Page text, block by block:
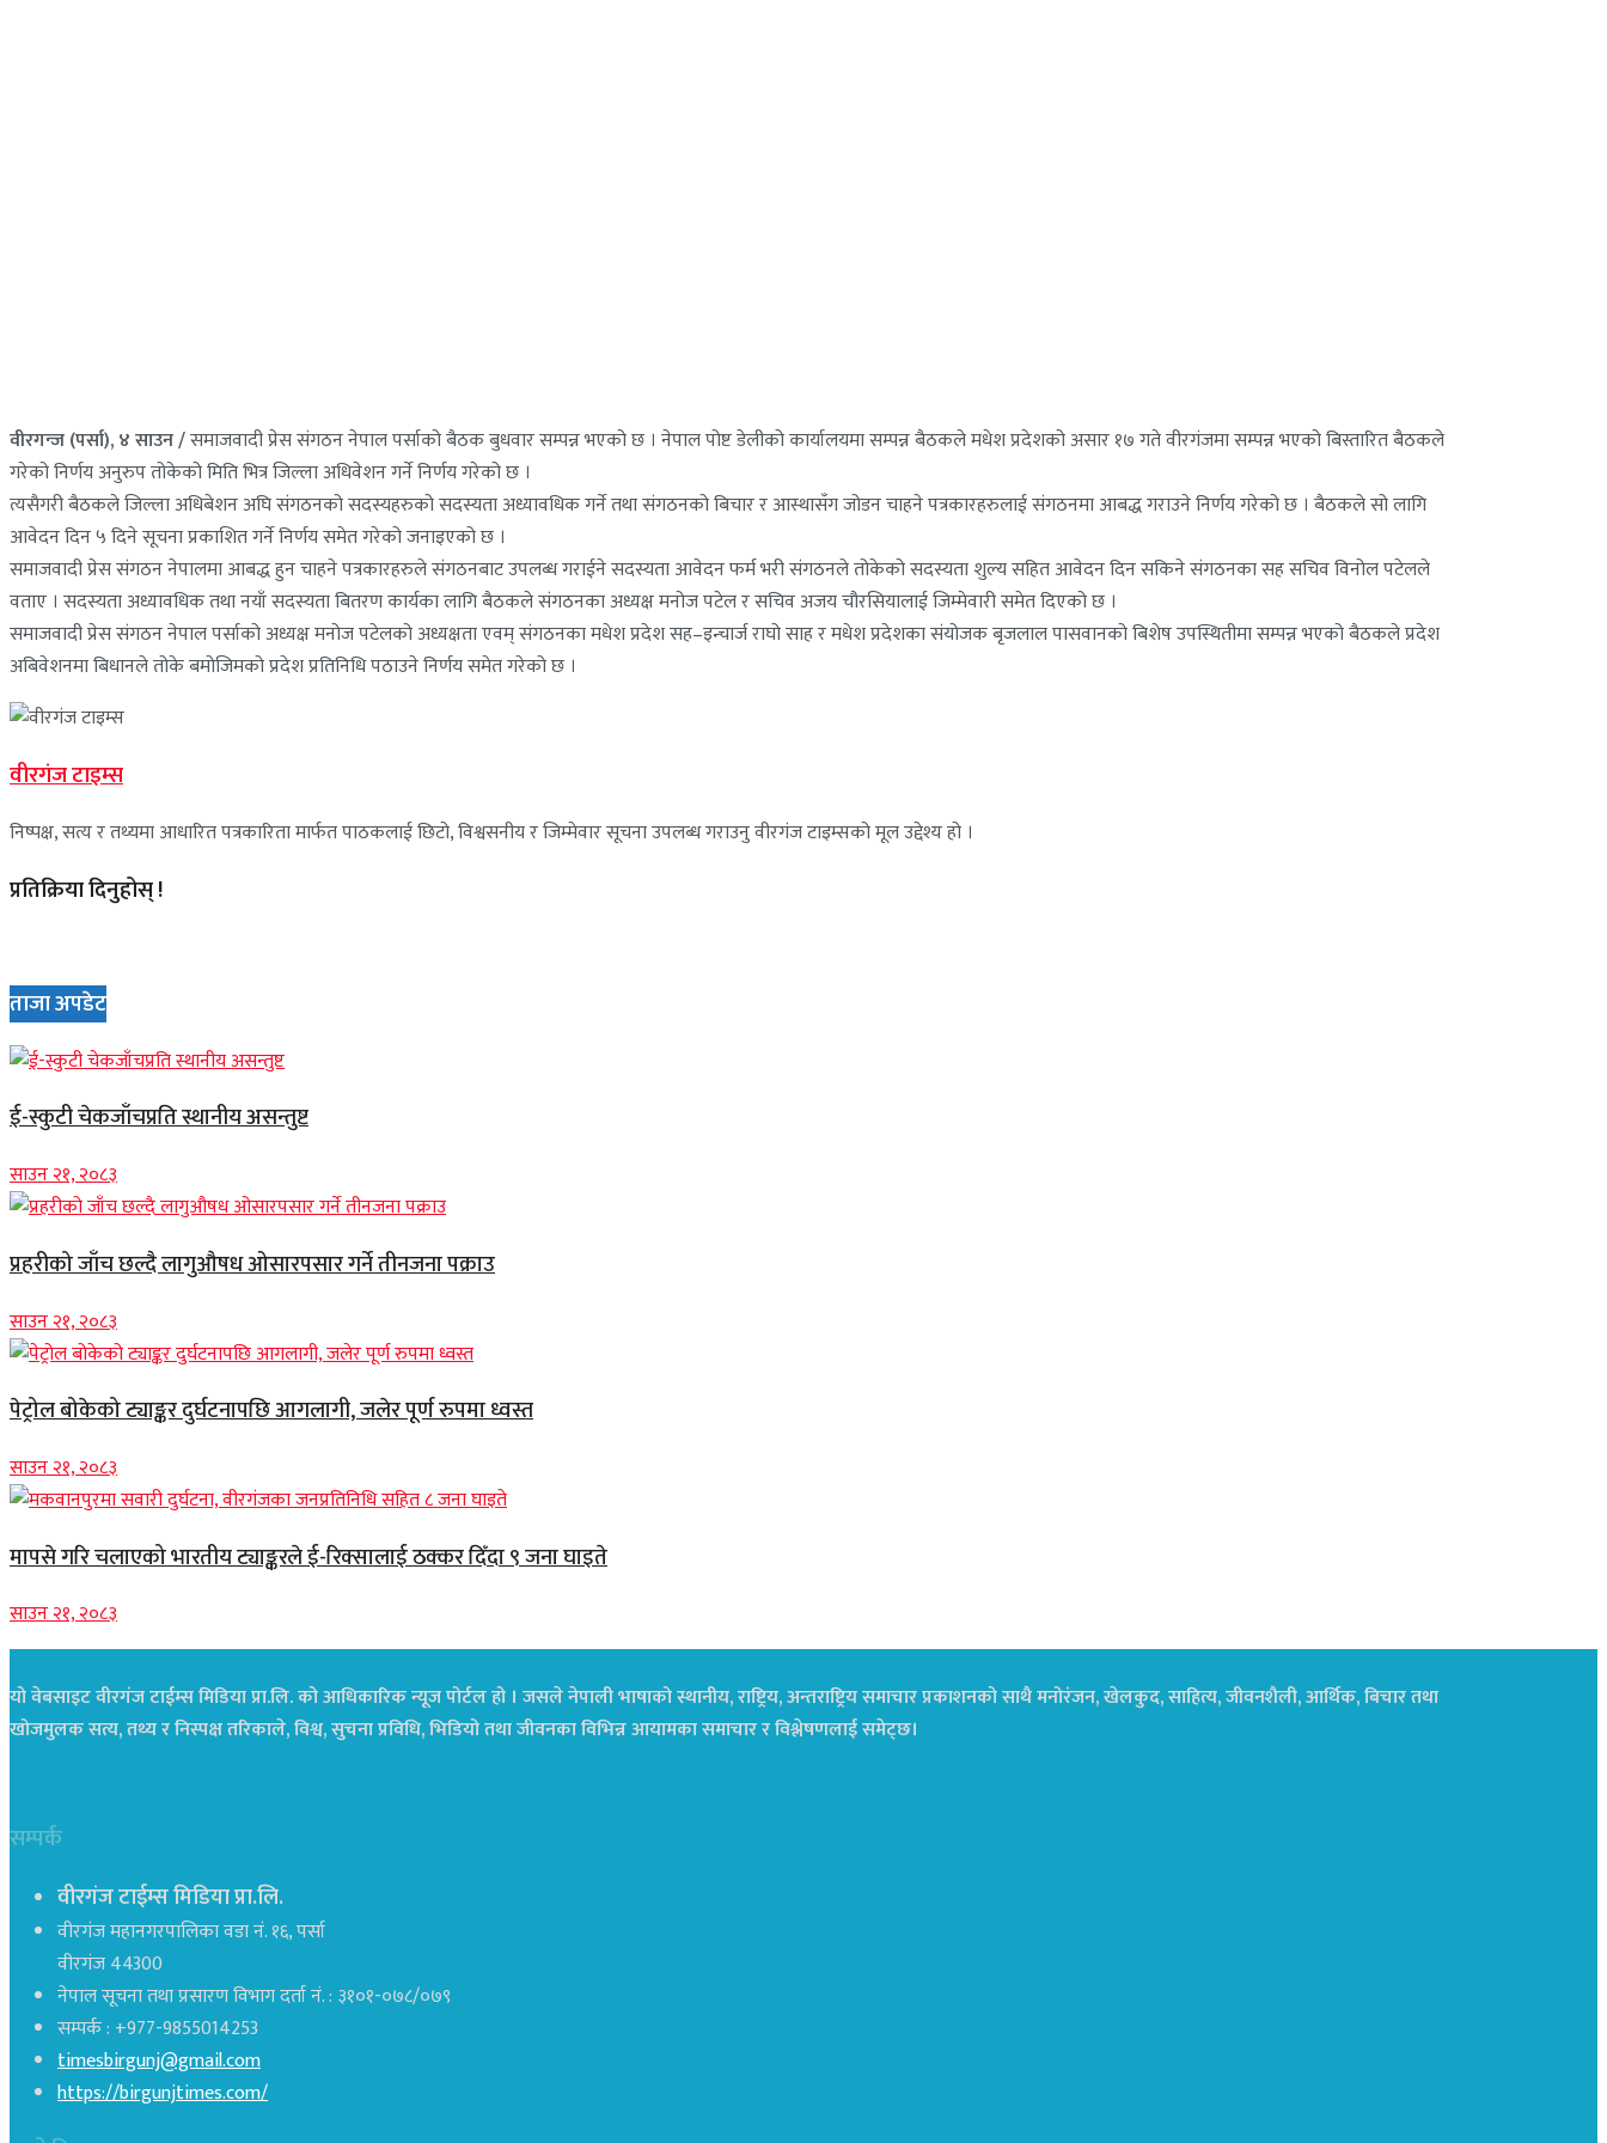
वीरगन्ज (पर्सा), ४ साउन /समाजवादी प्रेस संगठन नेपाल पर्साको बैठक बुधवार सम्पन्न भएको छ । नेपाल पोष्ट डेलीको कार्यालयमा सम्पन्न बैठकले मधेश प्रदेशको असार १७ गते वीरगंजमा सम्पन्न भएको बिस्तारित बैठकले
गरेको निर्णय अनुरुप तोकेको मिति भित्र जिल्ला अधिवेशन गर्ने निर्णय गरेको छ ।
त्यसैगरी बैठकले जिल्ला अधिबेशन अघि संगठनको सदस्यहरुको सदस्यता अध्यावधिक गर्ने तथा संगठनको बिचार र आस्थासँग जोडन चाहने पत्रकारहरुलाई संगठनमा आबद्ध गराउने निर्णय गरेको छ । बैठकले सो लागि
आवेदन दिन ५ दिने सूचना प्रकाशित गर्ने निर्णय समेत गरेको जनाइएको छ ।
समाजवादी प्रेस संगठन नेपालमा आबद्ध हुन चाहने पत्रकारहरुले संगठनबाट उपलब्ध गराईने सदस्यता आवेदन फर्म भरी संगठनले तोकेको सदस्यता शुल्य सहित आवेदन दिन सकिने संगठनका सह सचिव विनोल पटेलले
वताए । सदस्यता अध्यावधिक तथा नयाँ सदस्यता बितरण कार्यका लागि बैठकले संगठनका अध्यक्ष मनोज पटेल र सचिव अजय चौरसियालाई जिम्मेवारी समेत दिएको छ ।
समाजवादी प्रेस संगठन नेपाल पर्साको अध्यक्ष मनोज पटेलको अध्यक्षता एवम् संगठनका मधेश प्रदेश सह–इन्चार्ज राघो साह र मधेश प्रदेशका संयोजक बृजलाल पासवानको बिशेष उपस्थितीमा सम्पन्न भएको बैठकले प्रदेश
अबिवेशनमा बिधानले तोके बमोजिमको प्रदेश प्रतिनिधि पठाउने निर्णय समेत गरेको छ ।
वीरगंज टाइम्स
निष्पक्ष, सत्य र तथ्यमा आधारित पत्रकारिता मार्फत पाठकलाई छिटो, विश्वसनीय र जिम्मेवार सूचना उपलब्ध गराउनु वीरगंज टाइम्सको मूल उद्देश्य हो ।
प्रतिक्रिया दिनुहोस् !
ताजा अपडेट
ई-स्कुटी चेकजाँचप्रति स्थानीय असन्तुष्ट
साउन २१, २०८३
प्रहरीको जाँच छल्दै लागुऔषध ओसारपसार गर्ने तीनजना पक्राउ
साउन २१, २०८३
पेट्रोल बोकेको ट्याङ्कर दुर्घटनापछि आगलागी, जलेर पूर्ण रुपमा ध्वस्त
साउन २१, २०८३
मापसे गरि चलाएको भारतीय ट्याङ्करले ई-रिक्सालाई ठक्कर दिँदा ९ जना घाइते
साउन २१, २०८३
यो वेबसाइट वीरगंज टाईम्स मिडिया प्रा.लि. को आधिकारिक न्यूज पोर्टल हो । जसले नेपाली भाषाको स्थानीय, राष्ट्रिय, अन्तराष्ट्रिय समाचार प्रकाशनको साथै मनोरंजन, खेलकुद, साहित्य, जीवनशैली, आर्थिक, बिचार तथा
खोजमुलक सत्य, तथ्य र निस्पक्ष तरिकाले, विश्व, सुचना प्रविधि, भिडियो तथा जीवनका विभिन्न आयामका समाचार र विश्लेषणलाई समेट्छ।
सम्पर्क
वीरगंज टाईम्स मिडिया प्रा.लि.
वीरगंज महानगरपालिका वडा नं. १६, पर्सा
वीरगंज 44300
नेपाल सूचना तथा प्रसारण विभाग दर्ता नं. : ३१०१-०७८/०७९
सम्पर्क : +977-9855014253
timesbirgunj@gmail.com
https://birgunjtimes.com/